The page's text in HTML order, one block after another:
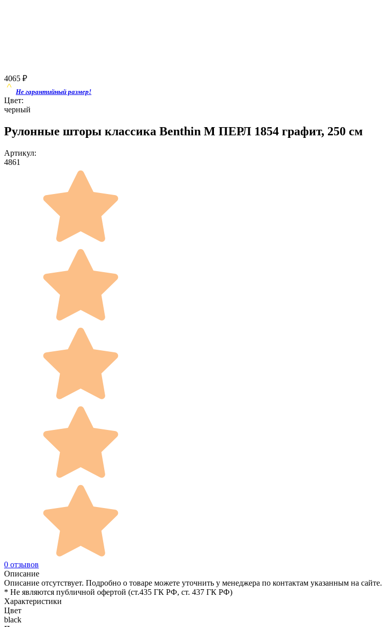
4065 ₽
Не гарантийный размер!
Цвет:
черный
Рулонные шторы классика Benthin M ПЕРЛ 1854 графит, 250 см
Артикул:
4861
0 отзывов
Описание
Описание отсутствует. Подробно о товаре можете уточнить у менеджера по контактам указанным на сайте.
* Не являются публичной офертой (ст.435 ГК РФ, cт. 437 ГК РФ)
Характеристики
Цвет
black